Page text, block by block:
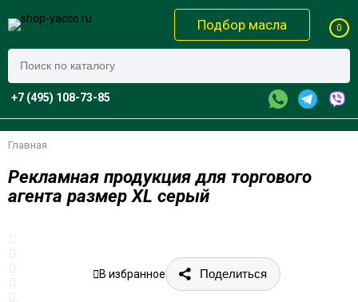
Подбор масла 0
+7 (495) 108-73-85
Главная
Рекламная продукция для торгового
агента размер XL серый
В избранное Поделиться